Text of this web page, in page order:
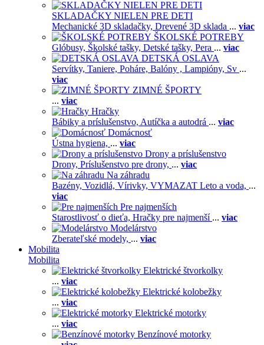
SKLADAČKY NIELEN PRE DETI
Mechanické 3D skladačky, Drevené 3D sklada ... viac
ŠKOLSKÉ POTREBY
Glóbusy, Školské tašky, Detské tašky, Pera ... viac
DETSKÁ OSLAVA
Servítky, Taniere, Poháre, Balóny , Lampióny, Sv ...
viac
ZIMNÉ ŠPORTY
... viac
Hračky
Bábiky a príslušenstvo, Autíčka a autodrá ... viac
Domácnosť
Ústna hygiena, ... viac
Drony a príslušenstvo
Drony, Príslušenstvo pre drony, ... viac
Na záhradu
Bazény, Vozidlá, Vírivky, VYMAZAT Leto a voda, ...
viac
Pre najmenších
Starostlivosť o dieťa, Hračky pre najmenší ... viac
Modelárstvo
Zberateľské modely, ... viac
Mobilita
Mobilita
Elektrické štvorkolky
... viac
Elektrické kolobežky
... viac
Elektrické motorky
... viac
Benzínové motorky